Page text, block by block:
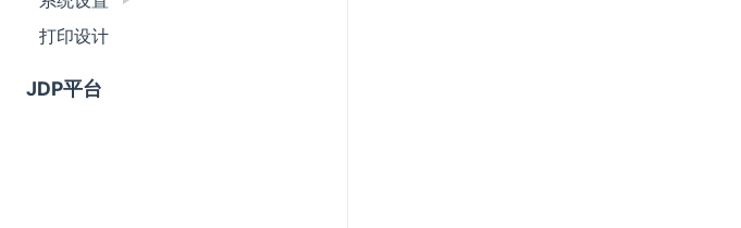
打印设计
JDP平台